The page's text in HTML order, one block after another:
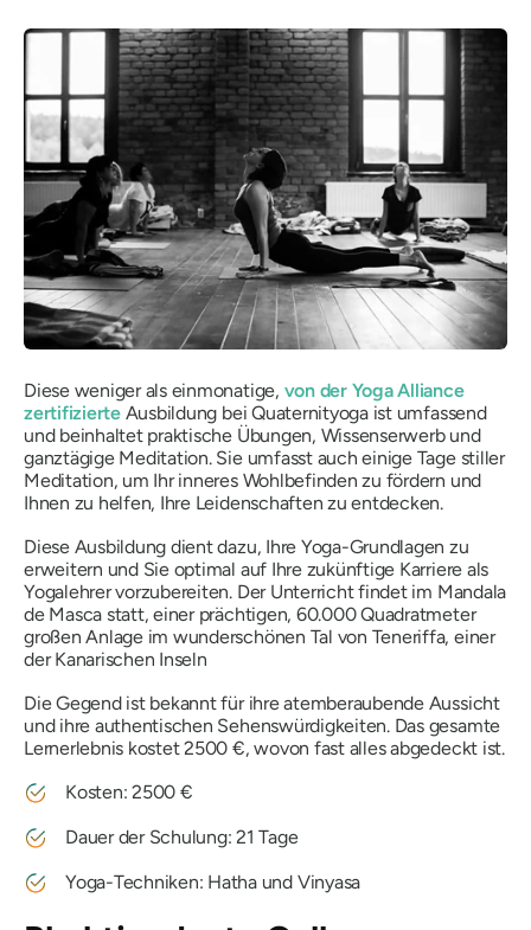
Diese weniger als einmonatige, von der Yoga Alliance
zertifizierteAusbildung bei Quaternityoga ist umfassend
und beinhaltet praktische Übungen, Wissenserwerb und
ganztägige Meditation. Sie umfasst auch einige Tage stiller
Meditation, um Ihr inneres Wohlbefinden zu fördern und
Ihnen zu helfen, Ihre Leidenschaften zu entdecken.
Diese Ausbildung dient dazu, Ihre Yoga-Grundlagen zu
erweitern und Sie optimal auf Ihre zukünftige Karriere als
Yogalehrer vorzubereiten. Der Unterricht findet im Mandala
de Masca statt, einer prächtigen, 60.000 Quadratmeter
großen Anlage im wunderschönen Tal von Teneriffa, einer
der Kanarischen Inseln
Die Gegend ist bekannt für ihre atemberaubende Aussicht
und ihre authentischen Sehenswürdigkeiten. Das gesamte
Lernerlebnis kostet 2500 €, wovon fast alles abgedeckt ist.
Kosten: 2500 €
Dauer der Schulung: 21 Tage
Yoga-Techniken: Hatha und Vinyasa